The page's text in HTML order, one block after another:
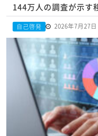
144万人の調査が示す
自己啓発 2026年7月27日